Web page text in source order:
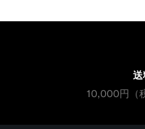
送
10,000円（